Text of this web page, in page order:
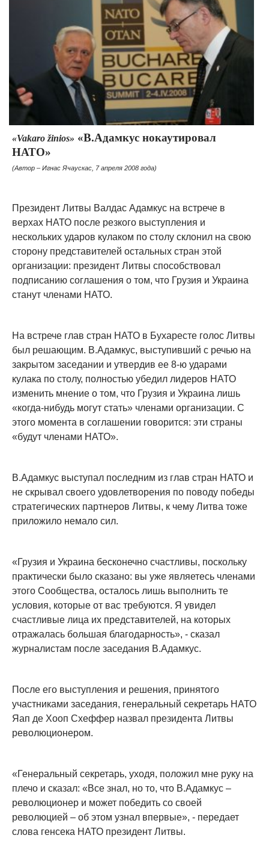
«Vakaro žinios» «В.Адамкус нокаутировал
НАТО»
(Автор – Игнас Ячаускас, 7 апреля 2008 года)
Президент Литвы Валдас Адамкус на встрече в
верхах НАТО после резкого выступления и
нескольких ударов кулаком по столу склонил на свою
сторону представителей остальных стран этой
организации: президент Литвы способствовал
подписанию соглашения о том, что Грузия и Украина
станут членами НАТО.
На встрече глав стран НАТО в Бухаресте голос Литвы
был решающим. В.Адамкус, выступивший с речью на
закрытом заседании и утвердив ее 8-ю ударами
кулака по столу, полностью убедил лидеров НАТО
изменить мнение о том, что Грузия и Украина лишь
«когда-нибудь могут стать» членами организации. С
этого момента в соглашении говорится: эти страны
«будут членами НАТО».
В.Адамкус выступал последним из глав стран НАТО и
не скрывал своего удовлетворения по поводу победы
стратегических партнеров Литвы, к чему Литва тоже
приложило немало сил.
«Грузия и Украина бесконечно счастливы, поскольку
практически было сказано: вы уже являетесь членами
этого Сообщества, осталось лишь выполнить те
условия, которые от вас требуются. Я увидел
счастливые лица их представителей, на которых
отражалась большая благодарность», - сказал
журналистам после заседания В.Адамкус.
После его выступления и решения, принятого
участниками заседания, генеральный секретарь НАТО
Яап де Хооп Схеффер назвал президента Литвы
революционером.
«Генеральный секретарь, уходя, положил мне руку на
плечо и сказал: «Все знал, но то, что В.Адамкус –
революционер и может победить со своей
революцией – об этом узнал впервые», - передает
слова генсека НАТО президент Литвы.